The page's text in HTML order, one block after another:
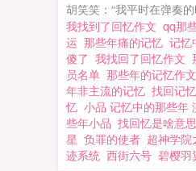
胡笑笑：“我平时在弹奏
我找到了回忆作文 qq那
运 那些年痛的记忆 记忆
傻了 我找回了回忆作文
员名单 那些年的记忆作文
年非主流的记忆 找回记
忆 小品 记忆中的那些年
些年小品 找回忆是啥意思
星 负罪的使者 超神学院
迹系统 西街六号 碧樱羽